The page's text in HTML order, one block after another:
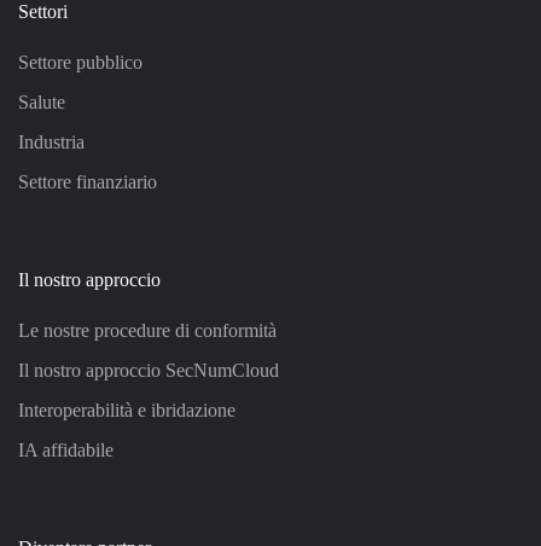
Settori
Settore pubblico
Salute
Industria
Settore finanziario
Il nostro approccio
Le nostre procedure di conformità
Il nostro approccio SecNumCloud
Interoperabilità e ibridazione
IA affidabile